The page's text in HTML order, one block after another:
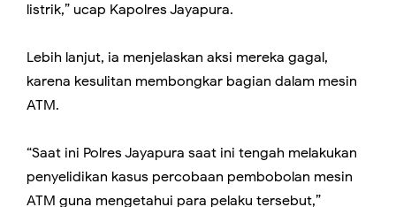
listrik,” ucap Kapolres Jayapura.
Lebih lanjut, ia menjelaskan aksi mereka gagal,
karena kesulitan membongkar bagian dalam mesin
ATM.
“Saat ini Polres Jayapura saat ini tengah melakukan
penyelidikan kasus percobaan pembobolan mesin
ATM guna mengetahui para pelaku tersebut,”